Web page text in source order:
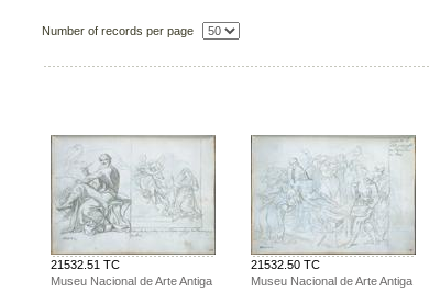
Number of records per page
21532.51 TC
Museu Nacional de Arte Antiga
21532.50 TC
Museu Nacional de Arte Antiga